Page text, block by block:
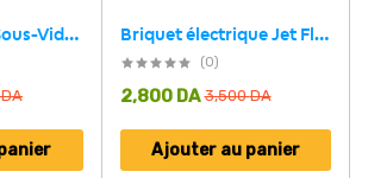
Pack de 5 Sacs Sous-Vide refermables et réutilisables + Pompe Inclus – طقم أكياس ضغط الهواء
DA
Briquet électrique Jet Flamme avec verrouillage de sécurité et ouvre bouteille
(0)
3,500DA
2,800 DA
Ajouter au panier